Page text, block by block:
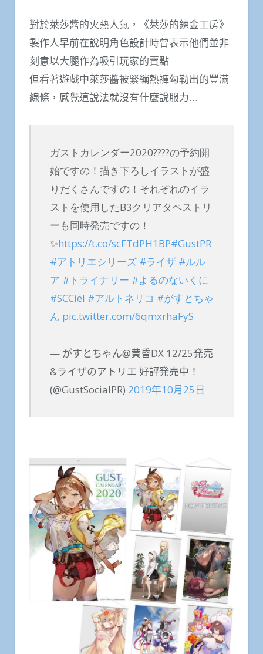
對於萊莎醬的火熱人氣，《萊莎的鍊金工房》
製作人早前在說明角色設計時曾表示他們並非
刻意以大腿作為吸引玩家的賣點
但看著遊戲中萊莎醬被緊繃熱褲勾勒出的豐滿
線條，感覺這說法就沒有什麼說服力…
ガストカレンダー2020????の予約開
始ですの！描き下ろしイラストが盛
りだくさんですの！それぞれのイラ
ストを使用したB3クリアタペストリ
ーも同時発売ですの！
✨https://t.co/scFTdPH1BP#GustPR
#アトリエシリーズ #ライザ #ルル
ア #トライナリー #よるのないくに
#SCCiel #アルトネリコ #がすとちゃ
ん pic.twitter.com/6qmxrhaFyS
— がすとちゃん@黄昏DX 12/25発売
&ライザのアトリエ 好評発売中！
(@GustSocialPR) 2019年10月25日